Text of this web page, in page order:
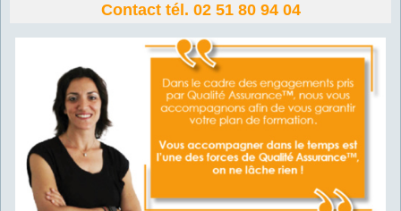
Contact tél. 02 51 80 94 04